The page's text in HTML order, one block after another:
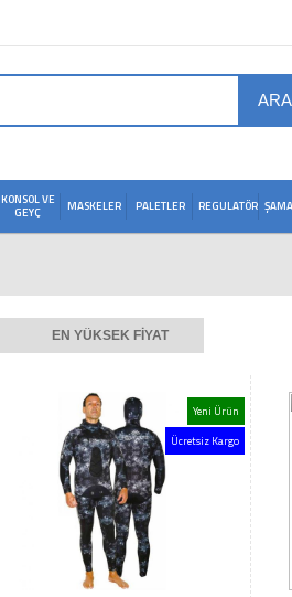
ARA
KONSOL VE
GEYÇ
MASKELER PALETLER REGULATÖR
EN YÜKSEK FIYAT
Yeni Ürün
Ücretsiz Kargo